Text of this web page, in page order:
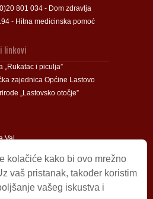
801 034 - Dom zdravlja
- Hitna medicinska pomoć
linkovi
„Rukatac i piculja”
zajednica Općine Lastovo
„Lastovsko otočje”
Val
kolačiće kako bi ovo mrežno
vaš pristanak, također koristim
vašeg iskustva i